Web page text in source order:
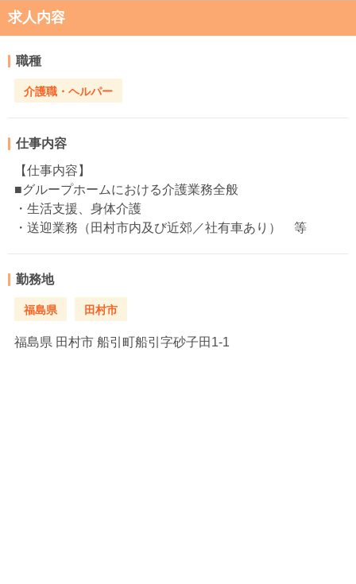
求人内容
職種
介護職・ヘルパー
仕事内容
【仕事内容】
■グループホームにおける介護業務全般
・生活支援、身体介護
・送迎業務（田村市内及び近郊／社有車あり） 等
勤務地
福島県 田村市
福島県 田村市 船引町船引字砂子田1-1